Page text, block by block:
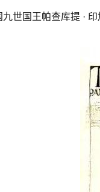
九世国王帕查库提 ·